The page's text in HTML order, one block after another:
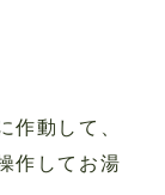
作動して、
作してお湯